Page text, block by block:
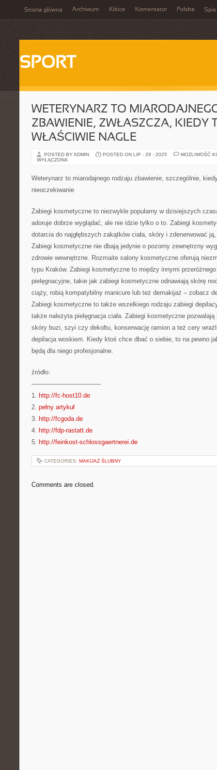
Strona główna Archiwum Kibice Komentator Polska Spis
SPORT
WETERYNARZ TO
ZBAWIENIE, ZWŁASZCZA, KIEDY
WŁAŚCIWIE NAGLE
POSTED BY ADMIN POSTED ON LIP - 29 - 2025
MOŻLIWOŚĆ
WYŁĄCZONA
Weterynarz to miarodajnego rodzaju zbawienie, szczególnie,
nieoczekiwanie
Zabiegi kosmetyczne to niezwykle popularny w dzisiejszych
adoruje dobrze wyglądać, ale nie idzie tylko o to. Zabiegi
dotarcia do najgłębszych zakątków ciała, skóry i zdenerwować
Zabiegi kosmetyczne nie dbają jedynie o pozorny zewnętrzny
zdrowie wewnętrzne. Rozmaite salony kosmetyczne oferują
typu Kraków. Zabiegi kosmetyczne to między innymi
pielęgnacyjne, takie jak zabiegi kosmetyczne odnawiają skórę
ciąży, robią kompatybilny manicure lub też demakijaż – zobacz
Zabiegi kosmetyczne to także wszelkiego rodzaju zabiegi
także należyta pielęgnacja ciała. Zabiegi kosmetyczne pozwalają
skóry buzi, szyi czy dekoltu, konserwację ramion a też cery
depilacja woskiem. Kiedy ktoś chce dbać o siebie, to na pewno
będą dla niego profesjonalne.
źródło:
———————————
1. http://fc-host10.de
2. pełny artykuł
3. http://fcgoda.de
4. http://fdp-rastatt.de
5. http://feinkost-schlossgaertnerei.de
CATEGORIES: MAKIJAŻ ŚLUBNY
Comments are closed.